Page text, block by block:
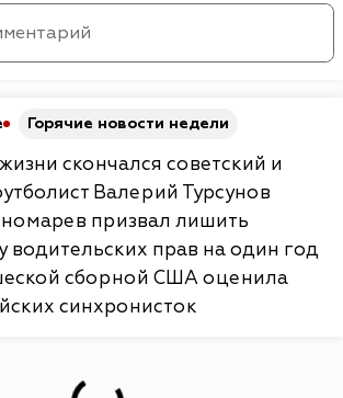
Горячие новости недели
скончался советский и
Валерий Турсунов
призвал лишить
водительских прав на один год
сборной США оценила
синхронисток